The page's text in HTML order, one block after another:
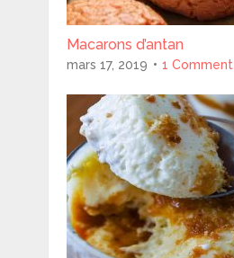
Macarons d’antan
mars 17, 2019 1 Comment